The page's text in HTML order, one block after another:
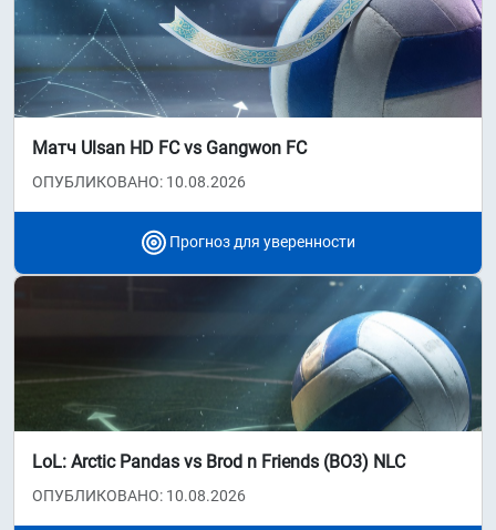
Матч Ulsan HD FC vs Gangwon FC
ОПУБЛИКОВАНО: 10.08.2026
Прогноз для уверенности
LoL: Arctic Pandas vs Brod n Friends (BO3) NLC
ОПУБЛИКОВАНО: 10.08.2026